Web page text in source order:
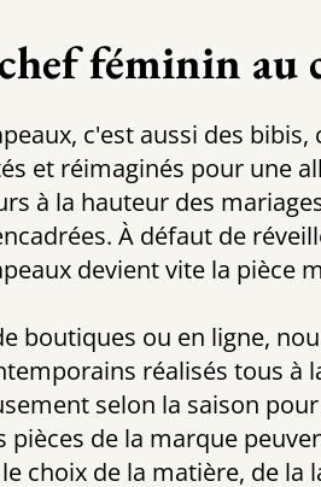
féminin au
c'est aussi des
et réimaginés pour une
à la hauteur des
À défaut de
devient vite la pièce
boutiques ou en ligne,
réalisés tous à
selon la saison
pièces de la marque
choix de la matière, de la